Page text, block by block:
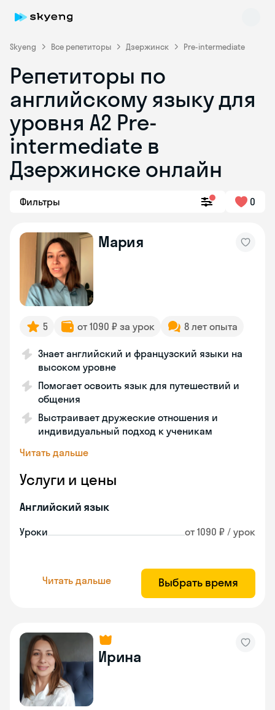
Skyeng Все репетиторы Дзержинск Pre-intermediate
Репетиторы по
английскому языку для
уровня A2 Pre-
intermediate в
Дзержинске онлайн
Фильтры 0
Мария
5 от 1090 ₽ за урок 8 лет опыта
Знает английский и французский языки на
высоком уровне
Помогает освоить язык для путешествий и
общения
Выстраивает дружеские отношения и
индивидуальный подход к ученикам
Читать дальше
Услуги и цены
Английский язык
Уроки от 1090 ₽ / урок
Читать дальше Выбрать время
Ирина
online